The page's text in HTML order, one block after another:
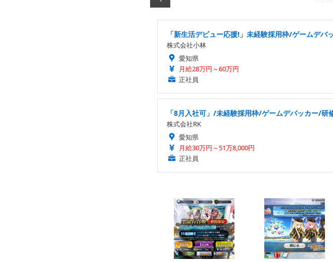
「新生活デビュー応援!」未経験採用枠/ゲームデバ
株式会社小林
愛知県
月給28万円～60万円
正社員
「8月入社可」/未経験採用枠/ゲームデバッカー/研
株式会社RK
愛知県
月給30万円～51万8,000円
正社員